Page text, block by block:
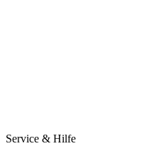
Service & Hilfe